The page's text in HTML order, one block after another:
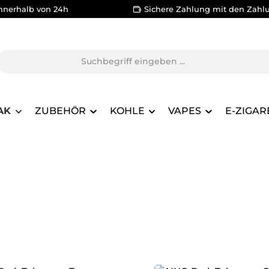
von 24h Sichere Zahlung mit den
ZUBEHÖR KOHLE VAPES E-